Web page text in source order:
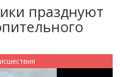
празднуют